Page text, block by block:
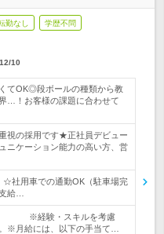
勤なし 学歴不問
10
てOK◎段ボールの種類から教
…！お客様の課題に合わせて
視の採用です★正社員デビュー
ニケーション能力の高い方、営
社用車での通勤OK（駐車場完
給…
験・スキルを考慮
※月給には、以下の手当て…